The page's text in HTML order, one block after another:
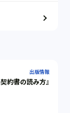
出版情報
約書の読み方』